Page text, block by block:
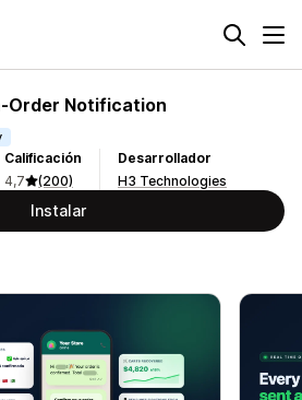
Notification
Calificación
4,7
(200)
Desarrollador
H3 Technologies
Instalar